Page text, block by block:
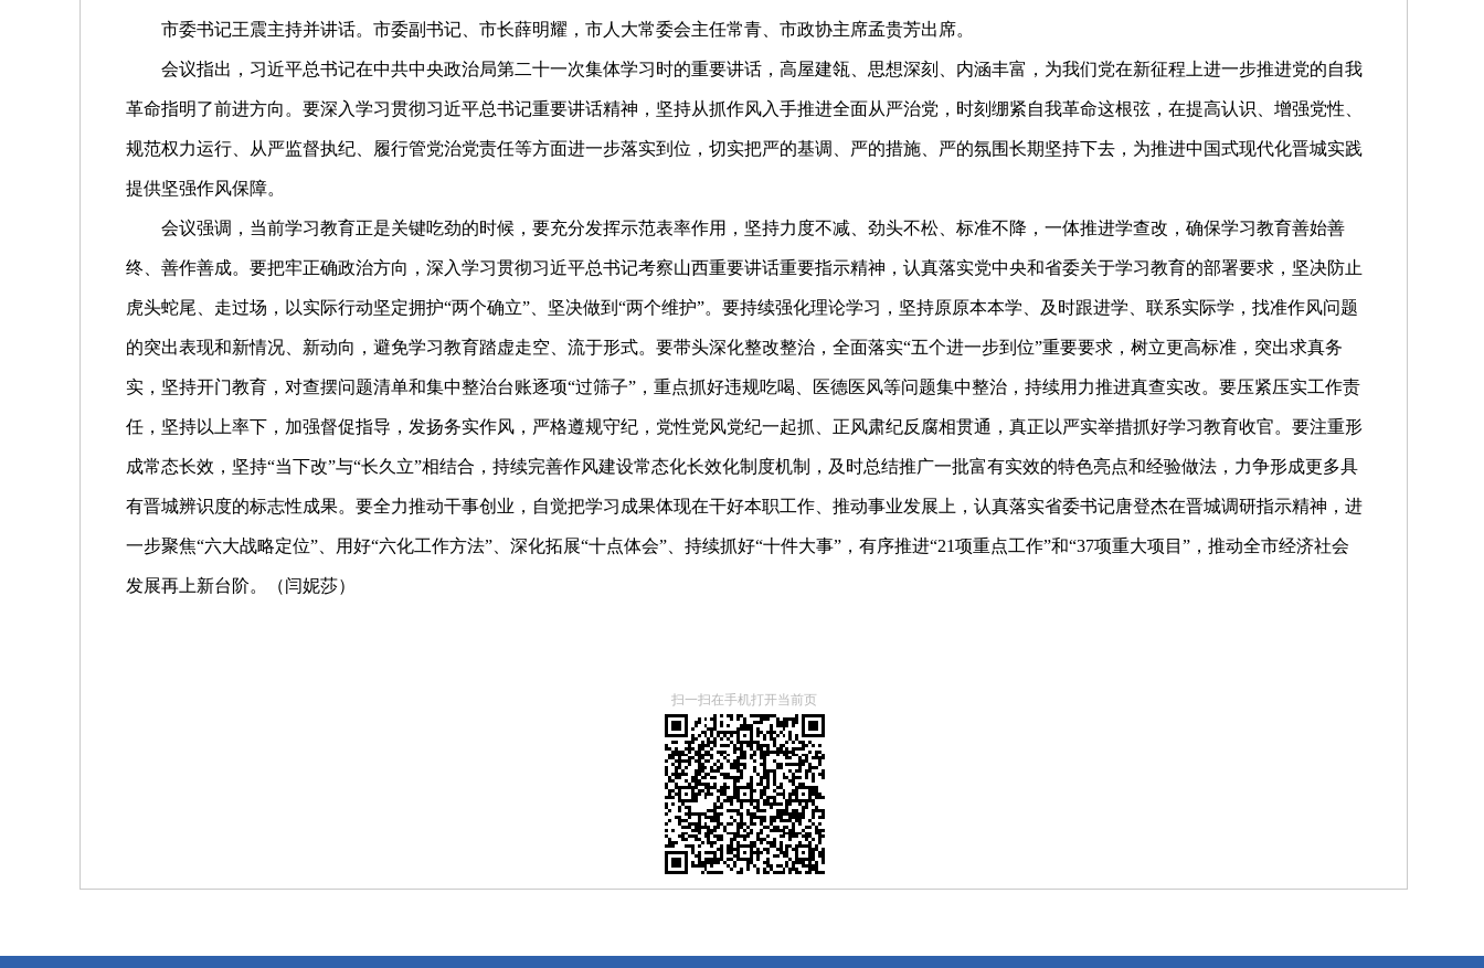
市委书记王震主持并讲话。市委副书记、市长薛明耀，市人大常委会主任常青、市政协主席孟贵芳出席。
会议指出，习近平总书记在中共中央政治局第二十一次集体学习时的重要讲话，高屋建瓴、思想深刻、内涵丰富，为我们党在新征程上进一步推进党的自我
革命指明了前进方向。要深入学习贯彻习近平总书记重要讲话精神，坚持从抓作风入手推进全面从严治党，时刻绷紧自我革命这根弦，在提高认识、增强党性、
规范权力运行、从严监督执纪、履行管党治党责任等方面进一步落实到位，切实把严的基调、严的措施、严的氛围长期坚持下去，为推进中国式现代化晋城实践
提供坚强作风保障。
会议强调，当前学习教育正是关键吃劲的时候，要充分发挥示范表率作用，坚持力度不减、劲头不松、标准不降，一体推进学查改，确保学习教育善始善
终、善作善成。要把牢正确政治方向，深入学习贯彻习近平总书记考察山西重要讲话重要指示精神，认真落实党中央和省委关于学习教育的部署要求，坚决防止
虎头蛇尾、走过场，以实际行动坚定拥护“两个确立”、坚决做到“两个维护”。要持续强化理论学习，坚持原原本本学、及时跟进学、联系实际学，找准作风问题
的突出表现和新情况、新动向，避免学习教育踏虚走空、流于形式。要带头深化整改整治，全面落实“五个进一步到位”重要要求，树立更高标准，突出求真务
实，坚持开门教育，对查摆问题清单和集中整治台账逐项“过筛子”，重点抓好违规吃喝、医德医风等问题集中整治，持续用力推进真查实改。要压紧压实工作责
任，坚持以上率下，加强督促指导，发扬务实作风，严格遵规守纪，党性党风党纪一起抓、正风肃纪反腐相贯通，真正以严实举措抓好学习教育收官。要注重形
成常态长效，坚持“当下改”与“长久立”相结合，持续完善作风建设常态化长效化制度机制，及时总结推广一批富有实效的特色亮点和经验做法，力争形成更多具
有晋城辨识度的标志性成果。要全力推动干事创业，自觉把学习成果体现在干好本职工作、推动事业发展上，认真落实省委书记唐登杰在晋城调研指示精神，进
一步聚焦“六大战略定位”、用好“六化工作方法”、深化拓展“十点体会”、持续抓好“十件大事”，有序推进“21项重点工作”和“37项重大项目”，推动全市经济社会
发展再上新台阶。（闫妮莎）
扫一扫在手机打开当前页